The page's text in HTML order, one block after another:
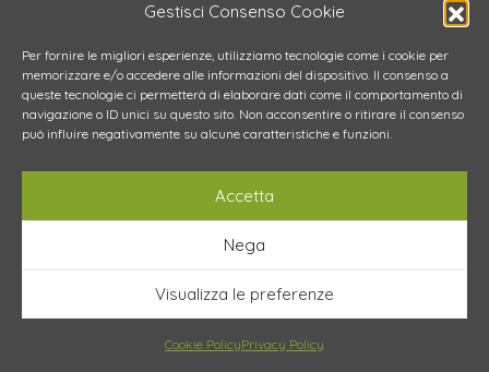
Gestisci Consenso Cookie
Per fornire le migliori esperienze, utilizziamo tecnologie come i cookie per
memorizzare e/o accedere alle informazioni del dispositivo. Il consenso a
queste tecnologie ci permetterà di elaborare dati come il comportamento di
navigazione o ID unici su questo sito. Non acconsentire o ritirare il consenso
può influire negativamente su alcune caratteristiche e funzioni.
Accetta
Nega
Visualizza le preferenze
Cookie PolicyPrivacy Policy